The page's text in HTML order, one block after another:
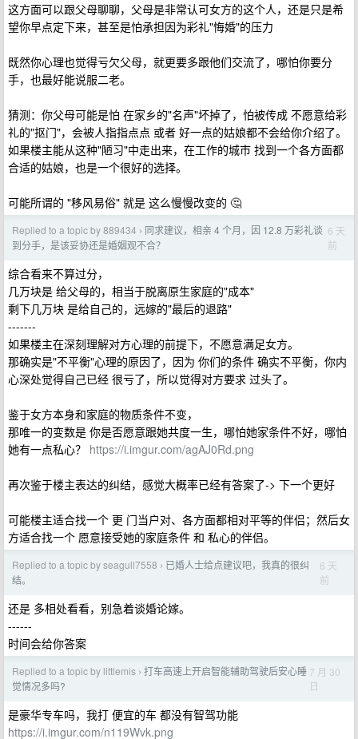
这方面可以跟父母聊聊，父母是非常认可女方的这个人，还是只是希
望你早点定下来，甚至是怕承担因为彩礼"悔婚"的压力
既然你心理也觉得亏欠父母，就更要多跟他们交流了，哪怕你要分
手，也最好能说服二老。
猜测：你父母可能是怕 在家乡的"名声"坏掉了，怕被传成 不愿意给彩
礼的"抠门"，会被人指指点点 或者 好一点的姑娘都不会给你介绍了。
如果楼主能从这种"陋习"中走出来，在工作的城市 找到一个各方面都
合适的姑娘，也是一个很好的选择。
可能所谓的 "移风易俗" 就是 这么慢慢改变的 🤔
Replied to a topic by 889434 › 同求建议，相亲 4 个月，因 12.8 万彩礼谈
到分手，是该妥协还是婚姻观不合？
6 天
前
综合看来不算过分，
几万块是 给父母的，相当于脱离原生家庭的"成本"
剩下几万块 是给自己的，远嫁的"最后的退路"
-------
如果楼主在深刻理解对方心理的前提下，不愿意满足女方。
那确实是"不平衡"心理的原因了，因为 你们的条件 确实不平衡，你内
心深处觉得自己已经 很亏了，所以觉得对方要求 过头了。
鉴于女方本身和家庭的物质条件不变，
那唯一的变数是 你是否愿意跟她共度一生，哪怕她家条件不好，哪怕
她有一点私心？ https://i.imgur.com/agAJ0Rd.png
再次鉴于楼主表达的纠结，感觉大概率已经有答案了-> 下一个更好
可能楼主适合找一个 更 门当户对、各方面都相对平等的伴侣；然后女
方适合找一个 愿意接受她的家庭条件 和 私心的伴侣。
Replied to a topic by seagull7558 › 已婚人士给点建议吧，我真的很纠
结。
6 天
前
还是 多相处看看，别急着谈婚论嫁。
------
时间会给你答案
Replied to a topic by littlemis › 打车高速上开启智能辅助驾驶后安心睡
觉情况多吗?
7 月 30
日
是豪华专车吗，我打 便宜的车 都没有智驾功能
https://i.imgur.com/n119Wvk.png